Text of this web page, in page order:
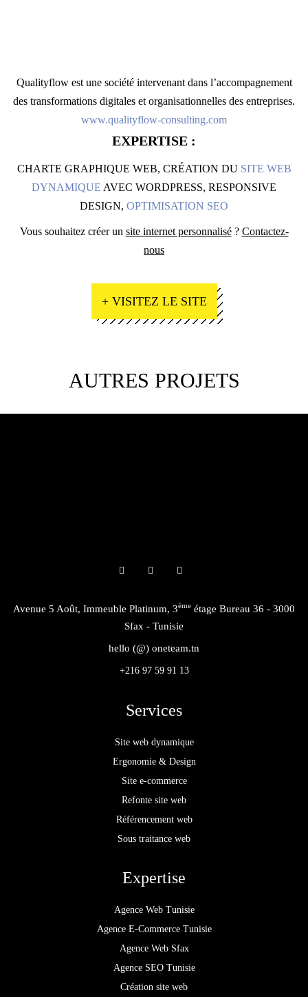
Qualityflow est une société intervenant dans l’accompagnement
des transformations digitales et organisationnelles des entreprises.
www.qualityflow-consulting.com
EXPERTISE :
CHARTE GRAPHIQUE WEB, CRÉATION DU SITE WEB
DYNAMIQUE AVEC WORDPRESS, RESPONSIVE
DESIGN, OPTIMISATION SEO
Vous souhaitez créer un site internet personnalisé? Contactez-
nous
+ VISITEZ LE SITE
AUTRES PROJETS
Avenue 5 Août, Immeuble Platinum, 3ème étage Bureau 36 - 3000
Sfax - Tunisie
hello (@) oneteam.tn
+216 97 59 91 13
Services
Site web dynamique
Ergonomie & Design
Site e-commerce
Refonte site web
Référencement web
Sous traitance web
Expertise
Agence Web Tunisie
Agence E-Commerce Tunisie
Agence Web Sfax
Agence SEO Tunisie
Création site web